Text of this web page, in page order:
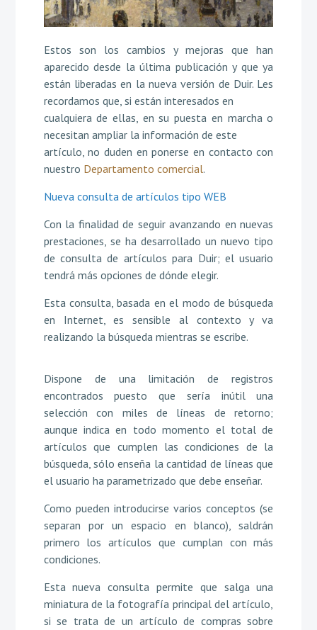
Estos son los cambios y mejoras que han
aparecido desde la última publicación y que ya
están liberadas en la nueva versión de Duir. Les
recordamos que, si están interesados en
cualquiera de ellas, en su puesta en marcha o
necesitan ampliar la información de este
artículo, no duden en ponerse en contacto con
nuestro Departamento comercial.
Nueva consulta de artículos tipo WEB
Con la finalidad de seguir avanzando en nuevas
prestaciones, se ha desarrollado un nuevo tipo
de consulta de artículos para Duir; el usuario
tendrá más opciones de dónde elegir.
Esta consulta, basada en el modo de búsqueda
en Internet, es sensible al contexto y va
realizando la búsqueda mientras se escribe.
Dispone de una limitación de registros
encontrados puesto que sería inútil una
selección con miles de líneas de retorno;
aunque indica en todo momento el total de
artículos que cumplen las condiciones de la
búsqueda, sólo enseña la cantidad de líneas que
el usuario ha parametrizado que debe enseñar.
Como pueden introducirse varios conceptos (se
separan por un espacio en blanco), saldrán
primero los artículos que cumplan con más
condiciones.
Esta nueva consulta permite que salga una
miniatura de la fotografía principal del artículo,
si se trata de un artículo de compras sobre